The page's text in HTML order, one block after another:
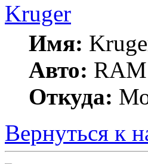
Kruger
Имя:
Авто:
Откуда:
Вернуться к